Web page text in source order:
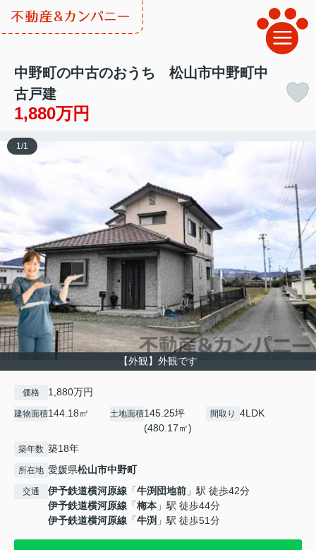
中野町の中古のおうち 松山市中野町中
古戸建
1,880万円
【外観】外観です
1 /1
価格 1,880万円
建物面積144.18㎡ 土地面積145.25坪
(480.17㎡)
間取り 4LDK
築年数 築18年
所在地 愛媛県松山市中野町
交通 伊予鉄道横河原線 「牛渕団地前 」駅 徒歩42分
伊予鉄道横河原線 「梅本 」駅 徒歩44分
伊予鉄道横河原線 「牛渕 」駅 徒歩51分